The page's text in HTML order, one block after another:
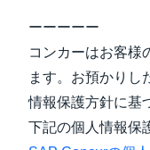
ーーーーー
コンカーはお客様
ます。お預かりし
情報保護方針に基
下記の個人情報保